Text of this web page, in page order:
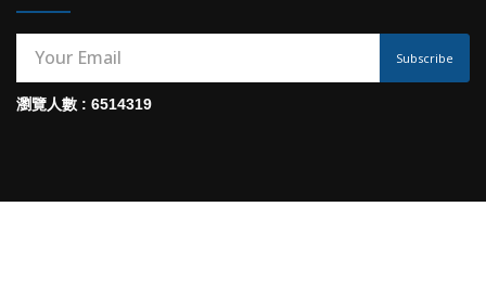
Subscribe
瀏覽人數 : 6514319